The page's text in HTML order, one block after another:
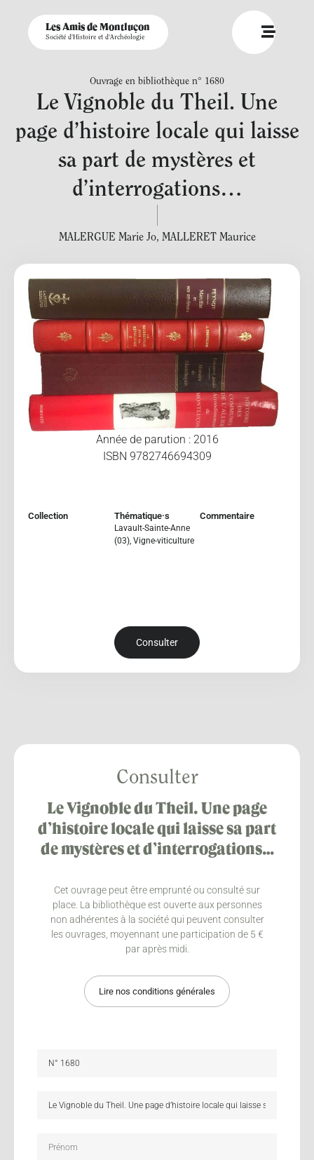
Les Amis de Montluçon
Société d'Histoire et d'Archéologie
Ouvrage en bibliothèque n° 1680
Le Vignoble du Theil. Une
page d’histoire locale qui laisse
sa part de mystères et
d’interrogations…
MALERGUE Marie Jo, MALLERET Maurice
Année de parution : 2016
ISBN 9782746694309
Collection Thématique·s
Lavault-Sainte-Anne
(03), Vigne-viticulture
Commentaire
Consulter
Consulter
Le Vignoble du Theil. Une page
d’histoire locale qui laisse sa part
de mystères et d’interrogations…
Cet ouvrage peut être emprunté ou consulté sur
place. La bibliothèque est ouverte aux personnes
non adhérentes à la société qui peuvent consulter
les ouvrages, moyennant une participation de 5 €
par après midi.
Lire nos conditions générales